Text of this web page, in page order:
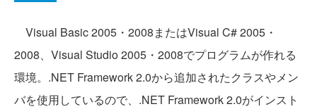
Visual Basic 2005・2008またはVisual C# 2005・
2008、Visual Studio 2005・2008でプログラムが作れる
環境。.NET Framework 2.0から追加されたクラスやメン
バを使用しているので、.NET Framework 2.0がインスト